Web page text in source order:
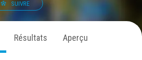
SUIVRE
Résultats Aperçu